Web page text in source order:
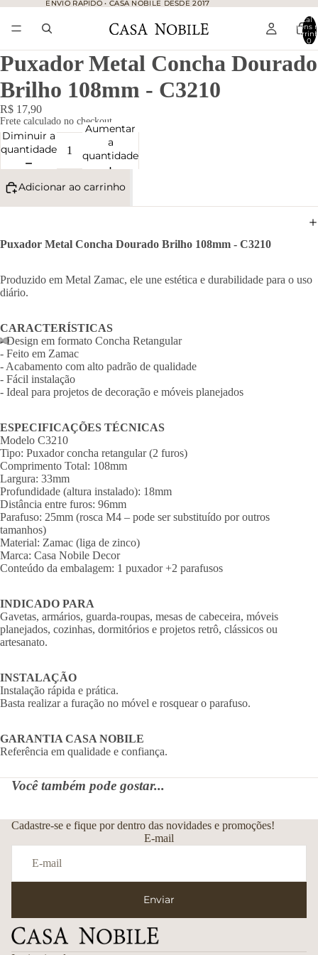
ENVIO RÁPIDO • CASA NOBILE DESDE 2017
ENVIO RÁPIDO • CASA NOBILE DESDE 2017
Total
itens
0
Puxador Metal Concha Dourado
Brilho 108mm - C3210
R$ 17,90
Frete calculado no checkout.
Diminuir a
quantidade
Aumentar
a
quantidade
Adicionar ao carrinho
Puxador Metal Concha Dourado Brilho 108mm - C3210
Produzido em Metal Zamac, ele une estética e durabilidade para o uso
diário.
CARACTERÍSTICAS
- Design em formato Concha Retangular
- Feito em Zamac
- Acabamento com alto padrão de qualidade
- Fácil instalação
- Ideal para projetos de decoração e móveis planejados
ESPECIFICAÇÕES TÉCNICAS
Modelo C3210
Tipo: Puxador concha retangular (2 furos)
Comprimento Total: 108mm
Largura: 33mm
Profundidade (altura instalado): 18mm
Distância entre furos: 96mm
Parafuso: 25mm (rosca M4 – pode ser substituído por outros
tamanhos)
Material: Zamac (liga de zinco)
Marca: Casa Nobile Decor
Conteúdo da embalagem: 1 puxador +2 parafusos
INDICADO PARA
Gavetas, armários, guarda-roupas, mesas de cabeceira, móveis
planejados, cozinhas, dormitórios e projetos retrô, clássicos ou
artesanato.
INSTALAÇÃO
Instalação rápida e prática.
Basta realizar a furação no móvel e rosquear o parafuso.
GARANTIA CASA NOBILE
Referência em qualidade e confiança.
Você também pode gostar...
Cadastre-se e fique por dentro das novidades e promoções!
E-mail
Enviar